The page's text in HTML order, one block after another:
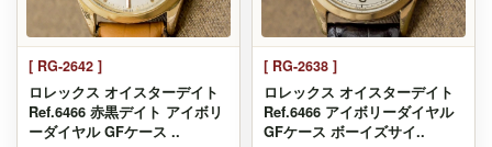
[ RG-2642 ]
ロレックス オイスターデイト
Ref.6466 赤黒デイト アイボリ
ーダイヤル GFケース ..
[ RG-2638 ]
ロレックス オイスターデイト
Ref.6466 アイボリーダイヤル
GFケース ボーイズサイ..